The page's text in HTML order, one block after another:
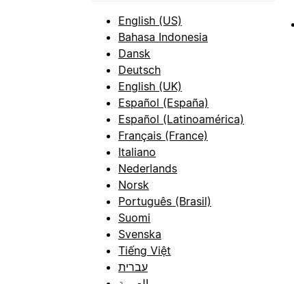
English (US)
Bahasa Indonesia
Dansk
Deutsch
English (UK)
Español (España)
Español (Latinoamérica)
Français (France)
Italiano
Nederlands
Norsk
Português (Brasil)
Suomi
Svenska
Tiếng Việt
עברית